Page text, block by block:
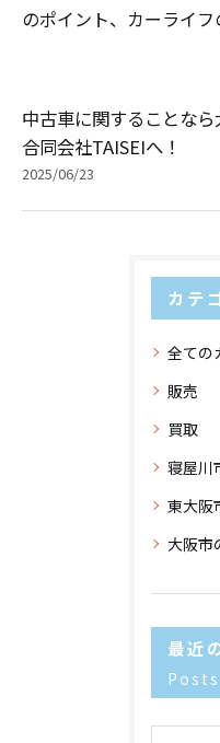
のポイント、カーライフ
中古車に関することな
合同会社TAISEIへ！
2025/06/23
カテ
全ての
販売
買取
寝屋川
東大阪
大阪市
最近
Posts